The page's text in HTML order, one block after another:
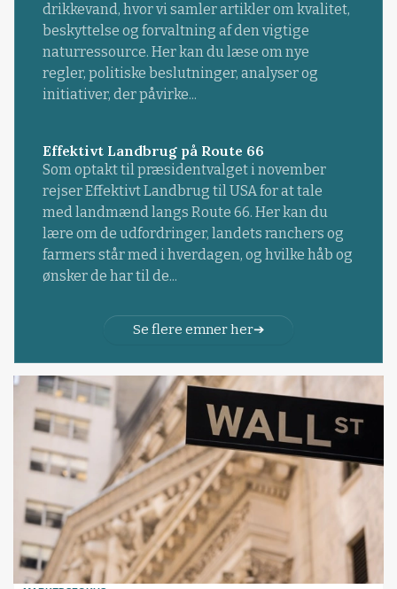
drikkevand, hvor vi samler artikler om kvalitet,
beskyttelse og forvaltning af den vigtige
naturressource. Her kan du læse om nye
regler, politiske beslutninger, analyser og
initiativer, der påvirke...
Effektivt Landbrug på Route 66
Som optakt til præsidentvalget i november
rejser Effektivt Landbrug til USA for at tale
med landmænd langs Route 66. Her kan du
lære om de udfordringer, landets ranchers og
farmers står med i hverdagen, og hvilke håb og
ønsker de har til de...
Se flere emner her